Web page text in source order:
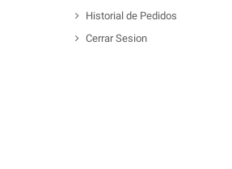
Historial de Pedidos
Cerrar Sesion